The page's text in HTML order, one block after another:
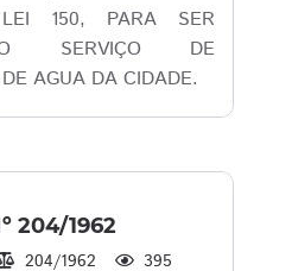
LEI 150, PARA SER
SERVIÇO DE
AGUA DA CIDADE.
204/1962
204/1962 395